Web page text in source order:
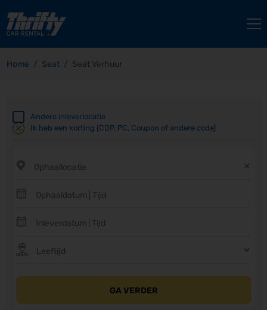
Home Seat Seat Verhuur
Andere inleverlocatie
Ik heb een korting (CDP, PC, Coupon of andere code)
GA VERDER